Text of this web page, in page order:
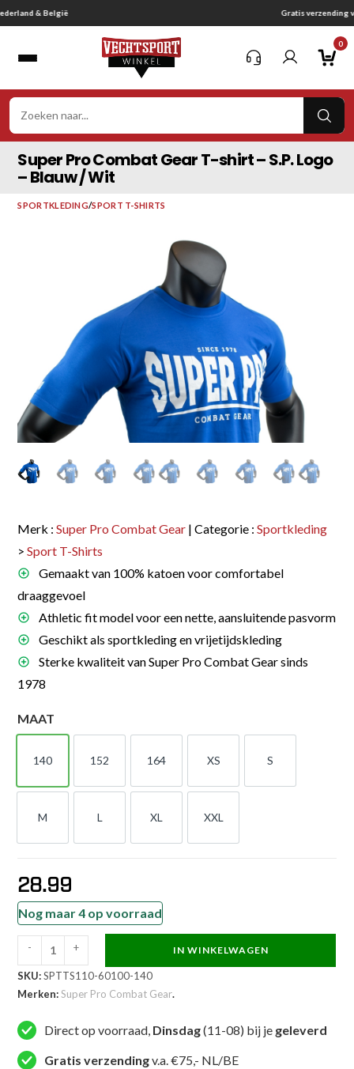
Ga
naar
0
Super Pro Combat Gear T-shirt – S.P. Logo
– Blauw / Wit
SPORTKLEDING/SPORT T-SHIRTS
Merk :Super Pro Combat Gear | Categorie :Sportkleding
>Sport T-Shirts
Gemaakt van 100% katoen voor comfortabel
draaggevoel
Athletic fit model voor een nette, aansluitende pasvorm
Geschikt als sportkleding en vrijetijdskleding
Sterke kwaliteit van Super Pro Combat Gear sinds
1978
MAAT
140 152 164 XS S
M L XL XXL
28.99
Nog maar 4 op voorraad
Pro
Combat
Gear
T-
shirt
- + IN WINKELWAGEN
SKU:SPTTS110-60100-140
Merken:Super Pro Combat Gear.
Direct op voorraad, Dinsdag(11-08) bij je geleverd
Gratis verzendingv.a. €75,- NL/BE